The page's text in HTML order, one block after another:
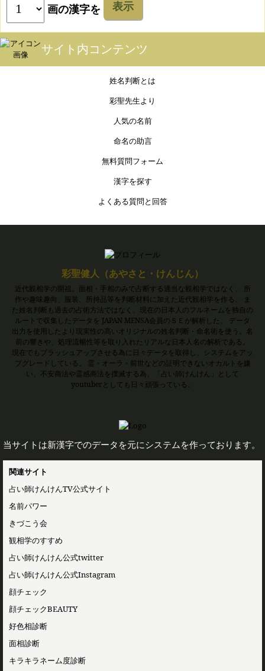
画の漢字を 表示
サイト内コンテンツ
姓名判断とは
彩聖先生より
人気の名前
命名の助言
無料質問フォーム
漢字を探す
よくある質問と回答
彩聖健人（あやさと・けんじん）
近代観相学の開祖。面相・手相のみで占断する適当な観相学ではなく、 所
作や趣味趣向、服装、所持品等を判断材料に加えた近代観相学を作る。 ま
た姓名判断も過去の占術方法ではなく、現在の日本人のフルネームを独自の
ルートで収集したデータを JAPAN MENSA会員のＳＥが解析した、 データ
出力を使用したより現実性の高いオリジナルの姓名判断・命名術を使う。名
前の響きや、処理流暢性等を取り入れたリアルな日本人名の解析である。
現在でもブラッシュアップさせる為に日々データを取得し、システムをアッ
プグレードしている。 霊・オーラ・前世などの証明できないオカルトを嫌
い、不安商法や霊感商法を撲滅する為、「占い師けんけん」として
youtuberとしても日々頑張っている。
当サイトは新漢字でのデータを元にシステムを作っております。
関連サイト
占い師けんけんTV公式サイト
名前パワー
きづこう会
観相学のすすめ
占い師けんけん公式twitter
占い師けんけん公式Instagram
顔チェック
顔チェックBEAUTY
好色相診断
面相診断
キラキラネーム度診断